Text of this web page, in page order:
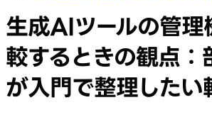
生成AIツールの管理
較するときの観点：
が入門で整理したい